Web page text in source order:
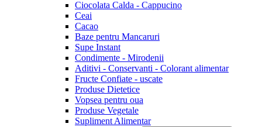
Ciocolata Calda - Cappucino
Ceai
Cacao
Baze pentru Mancaruri
Supe Instant
Condimente - Mirodenii
Aditivi - Conservanti - Colorant alimentar
Fructe Confiate - uscate
Produse Dietetice
Vopsea pentru oua
Produse Vegetale
Supliment Alimentar